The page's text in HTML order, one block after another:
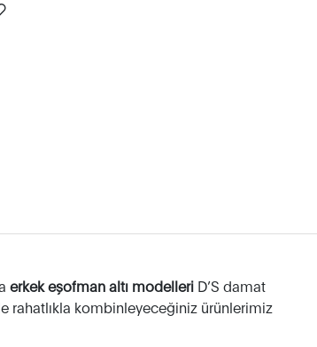
erkek eşofman altı modelleri D’S damat
rahatlıkla kombinleyeceğiniz ürünlerimiz